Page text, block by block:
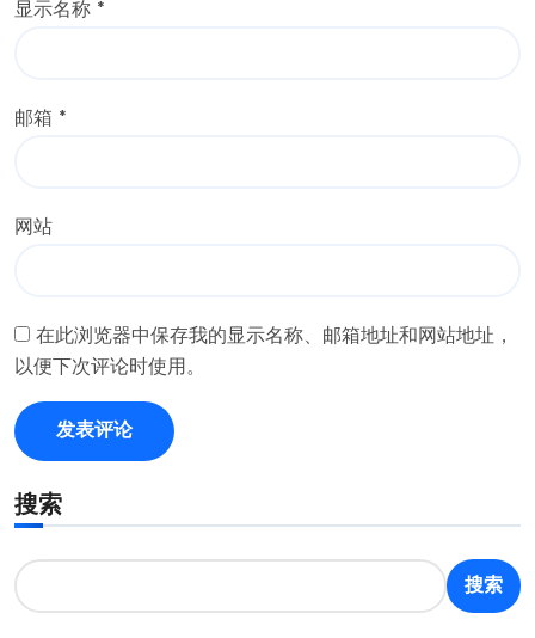
显示名称 *
邮箱 *
网站
在此浏览器中保存我的显示名称、邮箱地址和网站地址，
以便下次评论时使用。
搜索
搜索